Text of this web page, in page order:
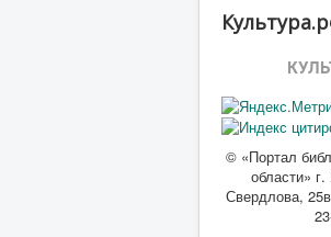
© «Портал
области»
Свердлова,